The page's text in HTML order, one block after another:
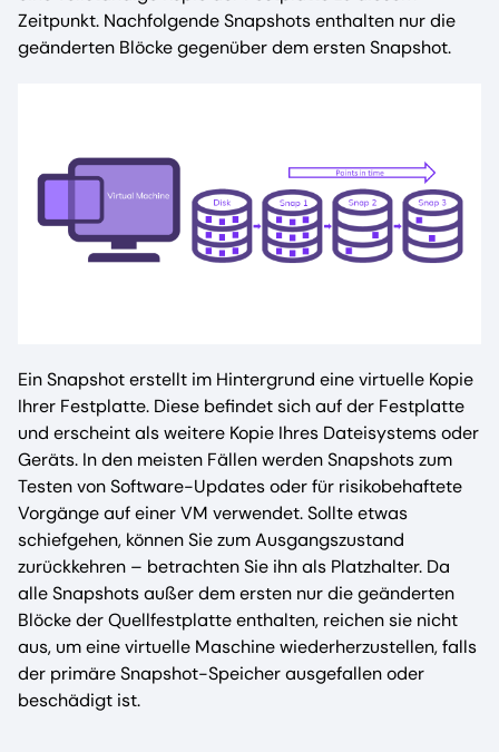
Zeitpunkt. Nachfolgende Snapshots enthalten nur die
geänderten Blöcke gegenüber dem ersten Snapshot.
Ein Snapshot erstellt im Hintergrund eine virtuelle Kopie
Ihrer Festplatte. Diese befindet sich auf der Festplatte
und erscheint als weitere Kopie Ihres Dateisystems oder
Geräts. In den meisten Fällen werden Snapshots zum
Testen von Software-Updates oder für risikobehaftete
Vorgänge auf einer VM verwendet. Sollte etwas
schiefgehen, können Sie zum Ausgangszustand
zurückkehren – betrachten Sie ihn als Platzhalter. Da
alle Snapshots außer dem ersten nur die geänderten
Blöcke der Quellfestplatte enthalten, reichen sie nicht
aus, um eine virtuelle Maschine wiederherzustellen, falls
der primäre Snapshot-Speicher ausgefallen oder
beschädigt ist.